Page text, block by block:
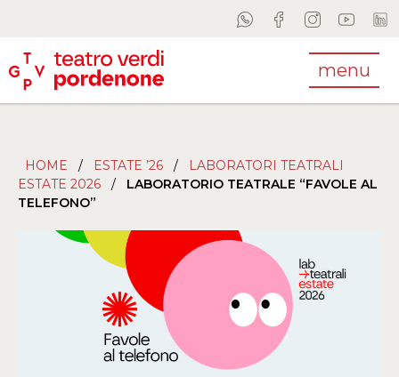
menu
HOME / ESTATE ’26 /
LABORATORI TEATRALI
ESTATE 2026
/
LABORATORIO TEATRALE “FAVOLE AL
TELEFONO”